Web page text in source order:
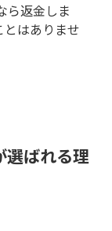
ら返金しま
はありませ
選ばれる理